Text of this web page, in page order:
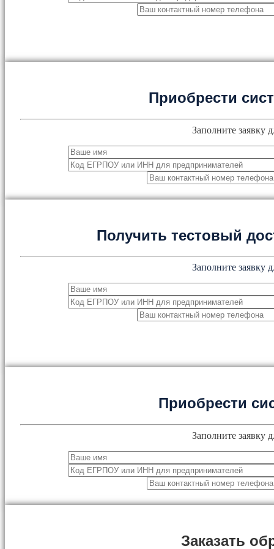
Приобрести
Заполните заявку
Получить тестовый
Заполните заявку
Приобрести
Заполните заявку
Заказать